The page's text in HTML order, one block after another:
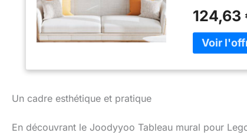
superbe
n'importe
panneau
HD, cadre
d'épaisseur,
124,63
Un cadre esthétique et pratique
En découvrant le Joodyyoo Tableau mural pour